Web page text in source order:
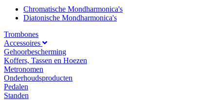
Chromatische Mondharmonica's
Diatonische Mondharmonica's
Trombones
Accessoires
Gehoorbescherming
Koffers, Tassen en Hoezen
Metronomen
Onderhoudsproducten
Pedalen
Standen